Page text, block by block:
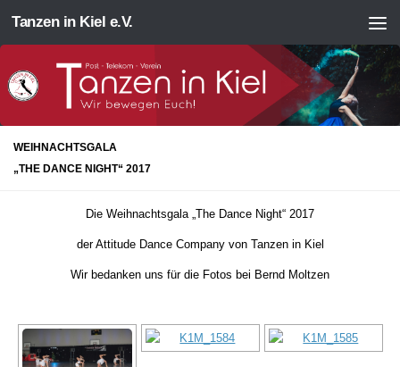
Zum Inhalt springen
Tanzen in Kiel e.V.
WEIHNACHTSGALA
„THE DANCE NIGHT“ 2017
Die Weihnachtsgala „The Dance Night“ 2017
der Attitude Dance Company von Tanzen in Kiel
Wir bedanken uns für die Fotos bei Bernd Moltzen